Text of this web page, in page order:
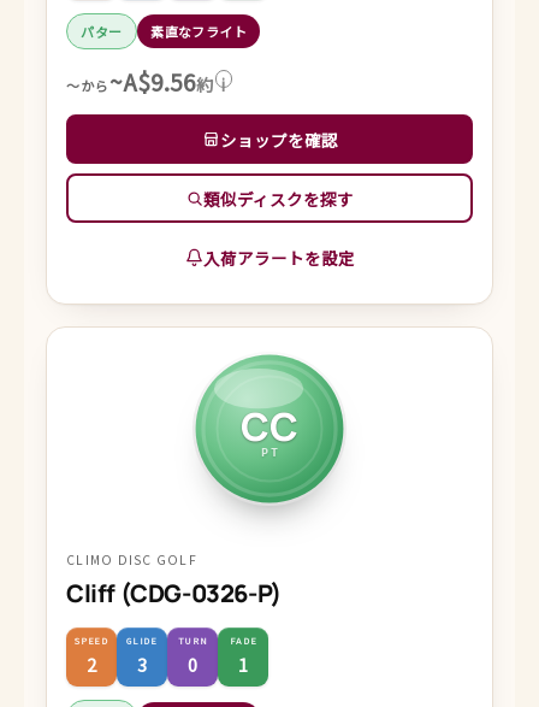
パター 素直なフライト
～から~A$9.56約 i
ショップを確認
類似ディスクを探す
入荷アラートを設定
CC
PT
CLIMO DISC GOLF
Cliff (CDG-0326-P)
SPEED
2
GLIDE
3
TURN
0
FADE
1